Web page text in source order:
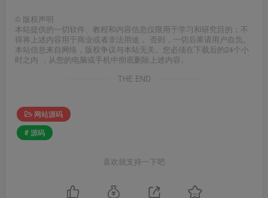
© 版权声明
本站提供的一切软件、教程和内容信息仅限用于学习和研究目的；不
得将上述内容用于商业或者非法用途， 否则，一切后果请用户自负。
本站信息来自网络，版权争议与本站无关。您必须在下载后的24个小
时之内 ，从您的电脑或手机中彻底删除上述内容。
THE END
网站源码
# 源码
喜欢就支持一下吧